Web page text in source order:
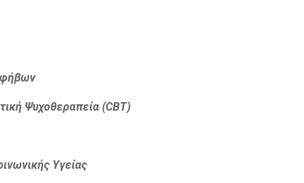
Ψυχοθεραπεία (CBT)
Υγείας